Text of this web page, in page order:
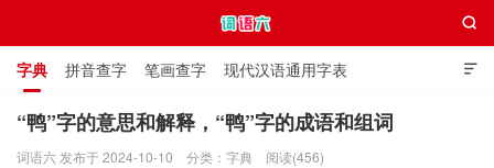

字典 拼音查字 笔画查字 现代汉语通用字表
通用规范汉字表 叠字大全 独体字大全 极简英语词典

“鸭”字的意思和解释，“鸭”字的成语和组词
词语六 发布于 2024-10-10 分类： 字典 阅读(456)